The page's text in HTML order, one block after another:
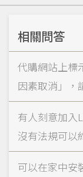
相關問答
代購網站上標
因素取消」，
有人刻意加入
沒有法規可以
可以在家中安